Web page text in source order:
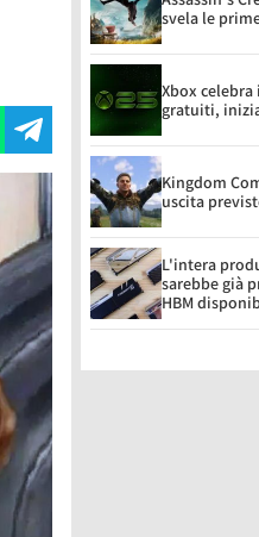
svela le
Xbox
gratuiti,
Kingdom
uscita
L'intera
sarebbe già
HBM